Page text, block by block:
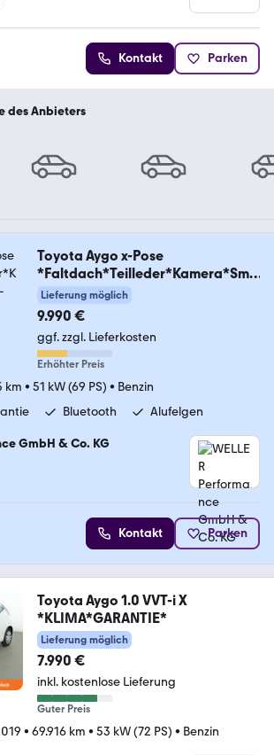
Kontakt Parken
des Anbieters
Toyota Aygo x-Pose
*Faltdach*Teilleder*Kamera*Sma
rtKey*
Lieferung möglich
9.990 €
ggf. zzgl. Lieferkosten
Erhöhter Preis
km • 51 kW (69 PS) • Benzin
Bluetooth Alufelgen
GmbH & Co. KG
Kontakt Parken
Toyota Aygo 1.0 VVT-i X
*KLIMA*GARANTIE*
Lieferung möglich
7.990 €
inkl. kostenlose Lieferung
Guter Preis
• 69.916 km • 53 kW (72 PS) • Benzin